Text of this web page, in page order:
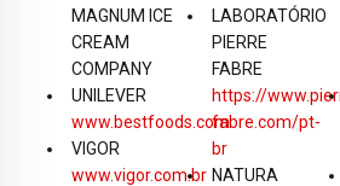
MAGNUM ICE
CREAM
COMPANY
UNILEVER
www.bestfoods.com
VIGOR
www.vigor.com.br
LABORATÓRIO
PIERRE
FABRE
https://
fabre.com/pt-
br
NATURA